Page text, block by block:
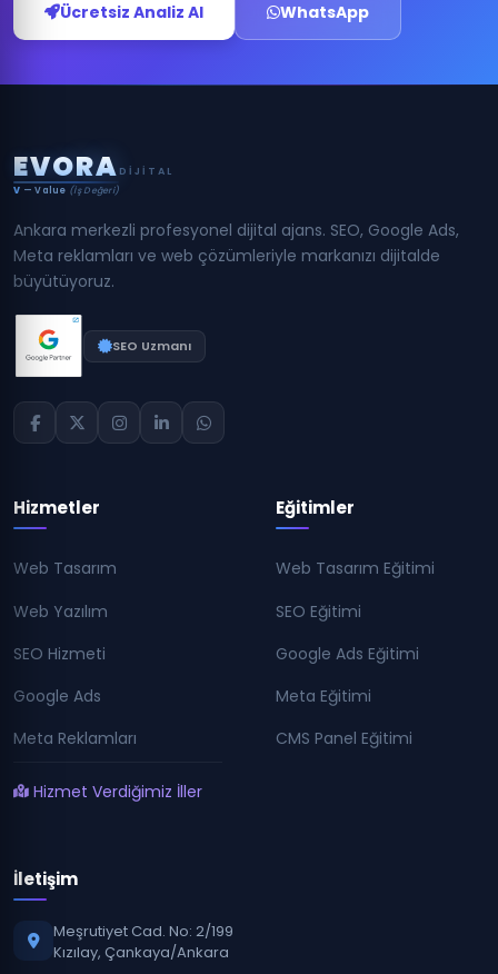
Ücretsiz Analiz Al WhatsApp
EVORA DIJITAL
V — Value (İş Değeri)
Ankara merkezli profesyonel dijital ajans. SEO, Google Ads,
Meta reklamları ve web çözümleriyle markanızı dijitalde
büyütüyoruz.
SEO Uzmanı
Hizmetler
Web Tasarım
Web Yazılım
SEO Hizmeti
Google Ads
Meta Reklamları
Hizmet Verdiğimiz İller
Eğitimler
Web Tasarım Eğitimi
SEO Eğitimi
Google Ads Eğitimi
Meta Eğitimi
CMS Panel Eğitimi
İletişim
Meşrutiyet Cad. No: 2/199
Kızılay, Çankaya/Ankara